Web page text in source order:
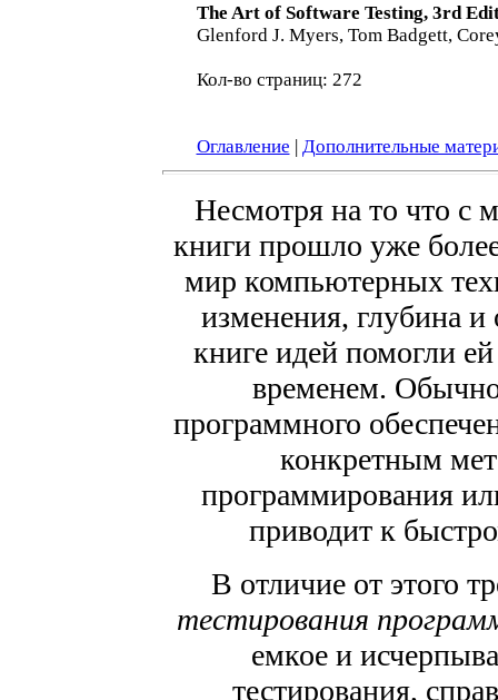
The Art of Software Testing, 3rd
Glenford J. Myers, Tom Badgett,
Кол-во страниц: 272
Оглавление | Дополнительные
Несмотря на то что с
книги прошло уже
мир компьютерных
изменения, глубина и
книге идей помогли
временем.
программного
конкретным
программирования
приводит к
В отличие от этого
тестирования
емкое и
тестирования,